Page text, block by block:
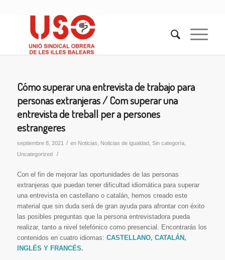
Cómo superar una entrevista de trabajo para
personas extranjeras / Com superar una
entrevista de treball per a persones
estrangeres
septiembre 8, 2021 / en Noticias Noticias de igualdad, Sin categoría,
Uncategorized
/
Con el fin de mejorar las oportunidades de las personas
extranjeras que puedan tener dificultad idiomática para superar
una entrevista en castellano o catalán, hemos creado este
material que sin duda será de gran ayuda para afrontar con éxito
las posibles preguntas que la persona entrevistadora pueda
realizar, tanto a nivel telefónico como presencial. Encontrarás los
contenidos en cuatro idiomas: CASTELLANO, CATALÁN,
INGLÉS Y FRANCÉS.